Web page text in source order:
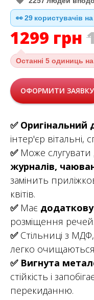
👀29 користувачів на
1299 грн
Останні 5 одиниць на
ОФОРМИТИ ЗАЯВКУ
✅ Оригінальний
інтер'єр вітальні,
✅Може слугувати
журналів,
замінить
квітів.
✅Має
розміщення речей.
✅Стільниці з
легко очищаються
✅ Вигнута
стійкість і
перекиданню.